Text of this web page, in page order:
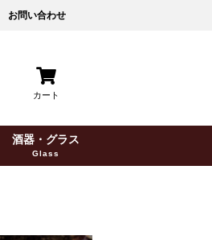
お問い合わせ
カート
酒器・グラス
Glass